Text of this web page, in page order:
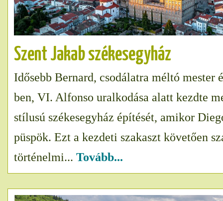
Szent Jakab székesegyház
Idősebb Bernard, csodálatra méltó mester
ben, VI. Alfonso uralkodása alatt kezdte
stílusú székesegyház építését, amikor
püspök. Ezt a kezdeti szakaszt követően
történelmi... Tovább...